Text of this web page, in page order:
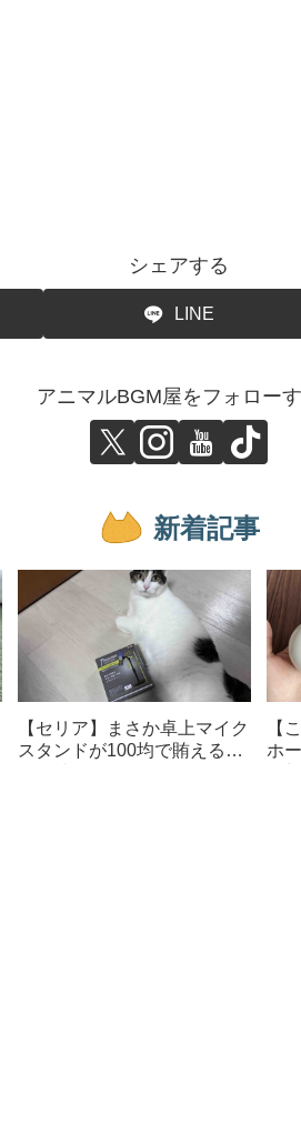
シェアする
LINE
アニマルBGM屋をフォロー
新着記事
【セリア】まさか卓上マイク
スタンドが100均で賄えるな
【
ホ